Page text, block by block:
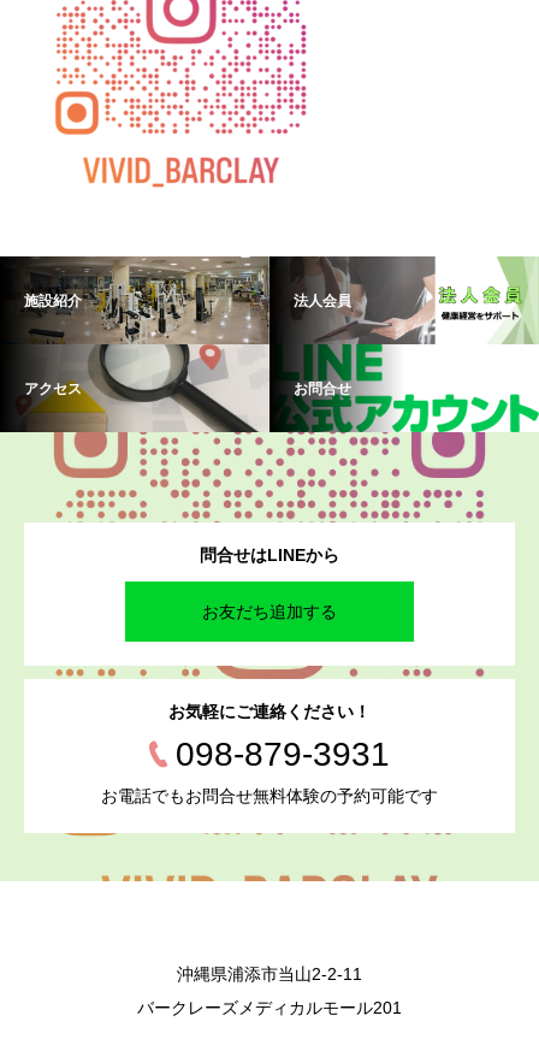
施設紹介 法人会員
アクセス お問合せ
問合せはLINEから
お友だち追加する
お気軽にご連絡ください！
098-879-3931
お電話でもお問合せ無料体験の予約可能です
沖縄県浦添市当山2-2-11
バークレーズメディカルモール201